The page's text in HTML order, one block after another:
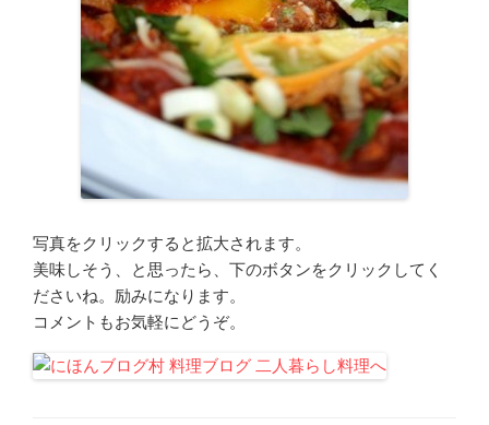
写真をクリックすると拡大されます。
美味しそう、と思ったら、下のボタンをクリックしてく
ださいね。励みになります。
コメントもお気軽にどうぞ。